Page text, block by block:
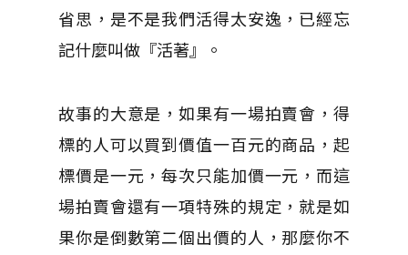
省思，是不是我們活得太安逸，已經忘
記什麼叫做『活著』。
故事的大意是，如果有一場拍賣會，得
標的人可以買到價值一百元的商品，起
標價是一元，每次只能加價一元，而這
場拍賣會還有一項特殊的規定，就是如
果你是倒數第二個出價的人，那麼你不